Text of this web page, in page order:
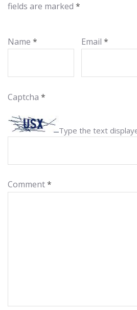
fields are marked *
Name * Email*
Captcha *
Type the text
Comment*